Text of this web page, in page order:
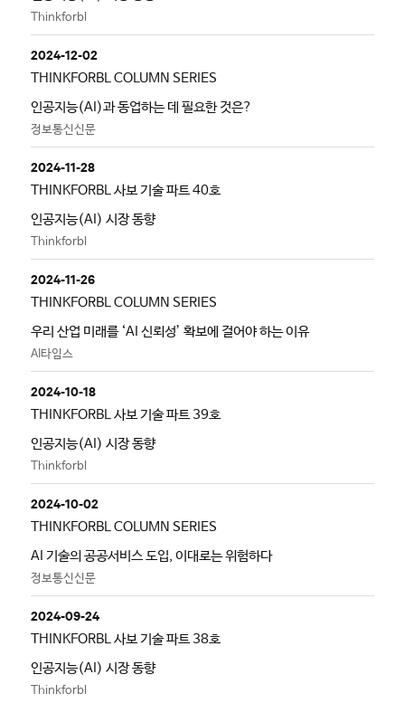
Thinkforbl
2024-12-02
THINKFORBL COLUMN SERIES
인공지능(AI)과 동업하는 데 필요한 것은?
정보통신신문
2024-11-28
THINKFORBL 사보 기술 파트 40호
인공지능(AI) 시장 동향
Thinkforbl
2024-11-26
THINKFORBL COLUMN SERIES
우리 산업 미래를 ‘AI 신뢰성’ 확보에 걸어야 하는 이유
AI타임스
2024-10-18
THINKFORBL 사보 기술 파트 39호
인공지능(AI) 시장 동향
Thinkforbl
2024-10-02
THINKFORBL COLUMN SERIES
AI 기술의 공공서비스 도입, 이대로는 위험하다
정보통신신문
2024-09-24
THINKFORBL 사보 기술 파트 38호
인공지능(AI) 시장 동향
Thinkforbl